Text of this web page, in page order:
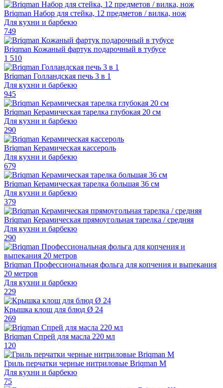
Briqman Набор для стейка, 12 предметов / вилка, нож
Для кухни и барбекю
749
Briqman Кожаный фартук подарочный в тубусе
1 510
Briqman Голландская печь 3 в 1
Для кухни и барбекю
945
Briqman Керамическая тарелка глубокая 20 см
Для кухни и барбекю
290
Briqman Керамическая кассероль
Для кухни и барбекю
679
Briqman Керамическая тарелка большая 36 см
Для кухни и барбекю
379
Briqman Керамическая прямоугольная тарелка / средняя
Для кухни и барбекю
290
Briqman Профессиональная фольга для копчения и выпекания
20 метров
Для кухни и барбекю
229
Крышка клош для блюд Ø 24
269
Briqman Спрей для масла 220 мл
120
Гриль перчатки черные нитриловые Briqman M
Для кухни и барбекю
75